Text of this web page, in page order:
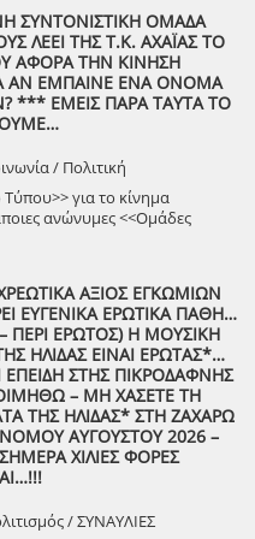
ΣΥΝΤΟΝΙΣΤΙΚΗ ΟΜΑΔΑ
ΛΕΕΙ ΤΗΣ Τ.Κ. ΑΧΑΪΑΣ ΤΟ
ΑΦΟΡΑ ΤΗΝ ΚΙΝΗΣΗ
ΑΝ ΕΜΠΑΙΝΕ ΕΝΑ ΟΝΟΜΑ
*** ΕΜΕΙΣ ΠΑΡΑ ΤΑΥΤΑ ΤΟ
/ Πολιτική
για το κίνημα
ανώνυμες <<Ομάδες
ΑΞΙΟΣ ΕΓΚΩΜΙΩΝ
ΕΥΓΕΝΙΚΑ ΕΡΩΤΙΚΑ ΠΑΘΗ…
ΕΡΩΤΟΣ) Η ΜΟΥΣΙΚΗ
ΗΛΙΔΑΣ ΕΙΝΑΙ ΕΡΩΤΑΣ*…
ΕΠΕΙΔΗ ΣΤΗΣ ΠΙΚΡΟΔΑΦΝΗΣ
– ΜΗ ΧΑΣΕΤΕ ΤΗ
ΤΗΣ ΗΛΙΔΑΣ* ΣΤΗ ΖΑΧΑΡΩ
ΑΥΓΟΥΣΤΟΥ 2026 –
ΧΙΛΙΕΣ ΦΟΡΕΣ
/ ΣΥΝΑΥΛΙΕΣ